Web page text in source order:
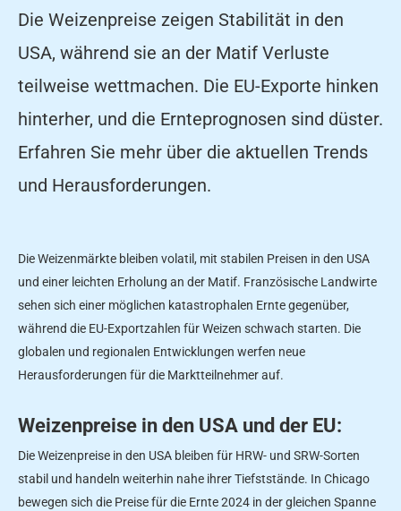
Die Weizenpreise zeigen Stabilität in den
USA, während sie an der Matif Verluste
teilweise wettmachen. Die EU-Exporte hinken
hinterher, und die Ernteprognosen sind düster.
Erfahren Sie mehr über die aktuellen Trends
und Herausforderungen.
Die Weizenmärkte bleiben volatil, mit stabilen Preisen in den USA
und einer leichten Erholung an der Matif. Französische Landwirte
sehen sich einer möglichen katastrophalen Ernte gegenüber,
während die EU-Exportzahlen für Weizen schwach starten. Die
globalen und regionalen Entwicklungen werfen neue
Herausforderungen für die Marktteilnehmer auf.
Weizenpreise in den USA und der EU:
Die Weizenpreise in den USA bleiben für HRW- und SRW-Sorten
stabil und handeln weiterhin nahe ihrer Tiefststände. In Chicago
bewegen sich die Preise für die Ernte 2024 in der gleichen Spanne